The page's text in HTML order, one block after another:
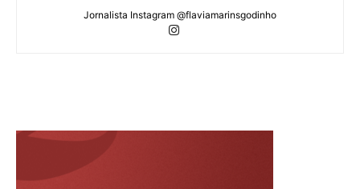
Jornalista Instagram @flaviamarinsgodinho